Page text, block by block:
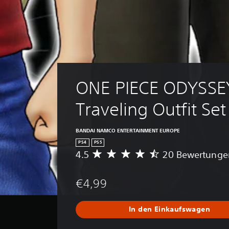
ONE PIECE
Traveling Outfit Set
BANDAI NAMCO ENTERTAINMENT EUROPE
PS4 PS5
D
c
s
c
4.5 20
€4,99
In den Einkaufswagen